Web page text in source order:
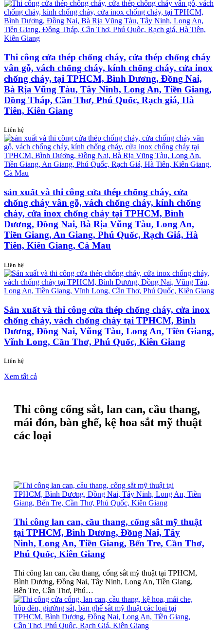
Thi công cửa thép chống cháy, cửa thép chống cháy
vân gỗ, vách chống cháy, kính chống cháy, cửa inox
chống cháy, tại TPHCM, Bình Dương, Đồng Nai,
Bà Rịa Vũng Tàu, Tây Ninh, Long An, Tiền Giang,
Đồng Tháp, Cần Thơ, Phú Quốc, Rạch giá, Hà
Tiên, Kiên Giang
Liên hệ
sản xuất và thi công cửa thép chống cháy, cửa
chống cháy vân gỗ, vách chống cháy, kính chống
cháy, cửa inox chống cháy tại TPHCM, Bình
Dương, Đồng Nai, Bà Rịa Vũng Tàu, Long An,
Tiền Giang, An Giang, Phú Quốc, Rạch Giá, Hà
Tiên, Kiên Giang, Cà Mau
Liên hệ
Sản xuất và thi công cửa thép chống cháy, cửa inox
chống cháy, vách chống cháy tại TPHCM, Bình
Dương, Đồng Nai, Vũng Tàu, Long An, Tiền Giang,
Vĩnh Long, Cần Thơ, Phú Quốc, Kiên Giang
Liên hệ
Xem tất cả
Thi công cổng sắt, lan can, cầu thang,
mái đón, bàn ghế, kệ hoa sắt mỹ thuật
các loại
Thi công lan can, cầu thang, cổng sắt mỹ thuật
tại TPHCM, Bình Dương, Đồng Nai, Tây
Ninh, Long An, Tiền Giang, Bến Tre, Cần Thơ,
Phú Quốc, Kiên Giang
Thi công lan can, cầu thang, cổng sắt mỹ thuật tại TPHCM,
Bình Dương, Đồng Nai, Tây Ninh, Long An, Tiền Giang,
Bến Tre, Cần Thơ, Phú…